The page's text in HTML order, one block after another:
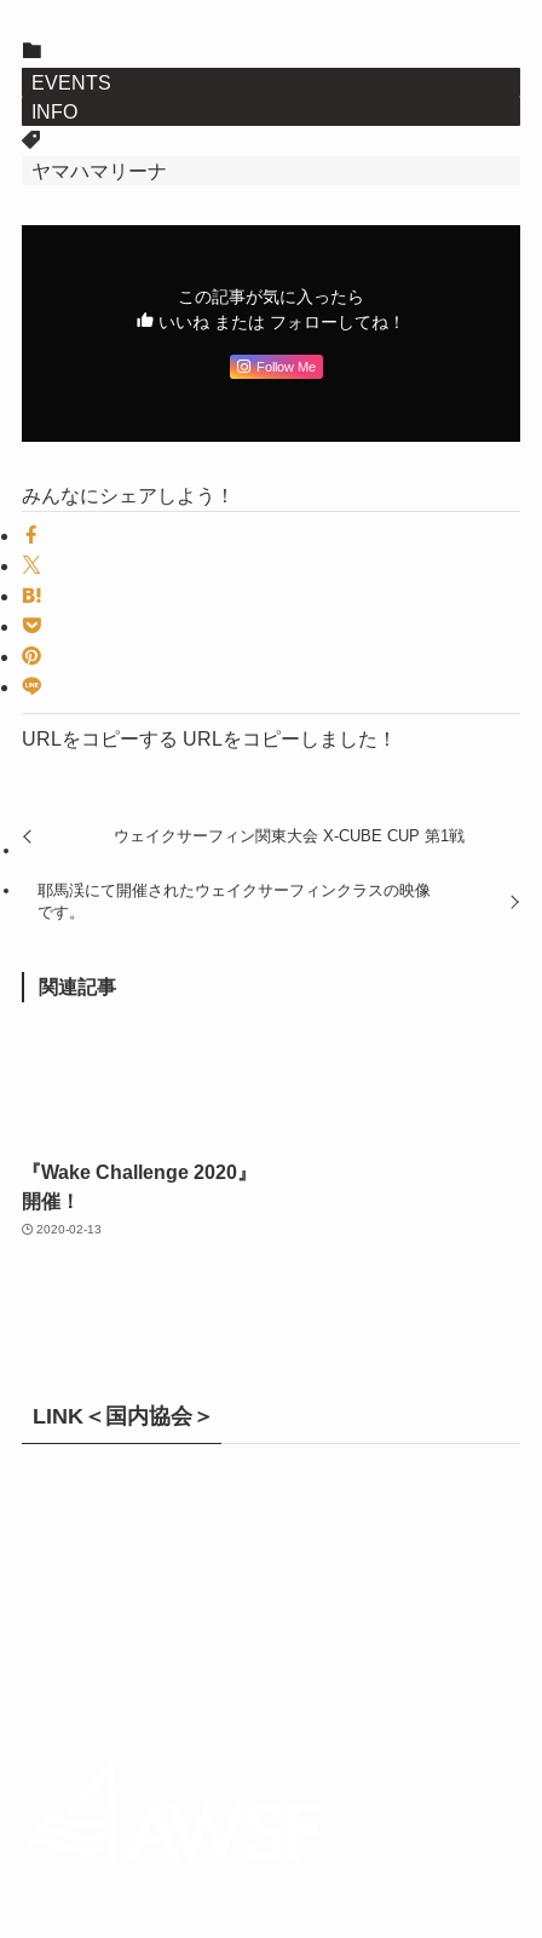
EVENTS
INFO
ヤマハマリーナ
この記事が気に入ったら
いいね または フォローしてね！
Follow Me
みんなにシェアしよう！
URLをコピーする URLをコピーしました！
ウェイクサーフィン関東大会 X-CUBE CUP 第1戦
耶馬渓にて開催されたウェイクサーフィンクラスの映像
です。
関連記事
『Wake Challenge 2020』
開催！
2020-02-13
LINK＜国内協会＞